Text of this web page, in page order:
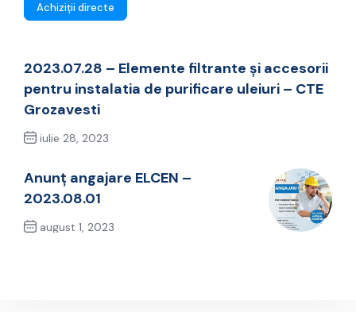
Achiziții directe
2023.07.28 – Elemente filtrante și accesorii
pentru instalatia de purificare uleiuri – CTE
Grozavesti
iulie 28, 2023
Anunț angajare ELCEN –
2023.08.01
august 1, 2023